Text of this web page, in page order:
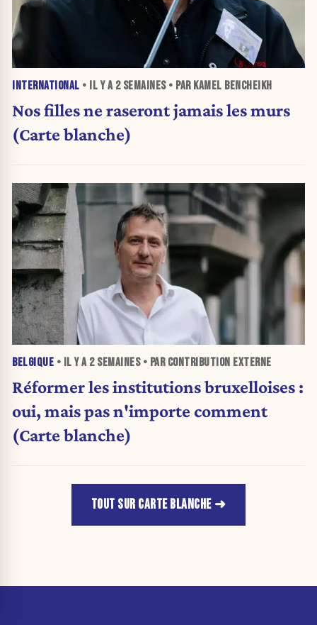
INTERNATIONAL • IL Y A 2 SEMAINES• PAR KAMEL BENCHEIKH
Nos filles ne raseront jamais les murs
(Carte blanche)
BELGIQUE • IL Y A 2 SEMAINES• PAR CONTRIBUTION EXTERNE
Réformer les institutions bruxelloises :
oui, mais pas n'importe comment
(Carte blanche)
TOUT SUR CARTE BLANCHE